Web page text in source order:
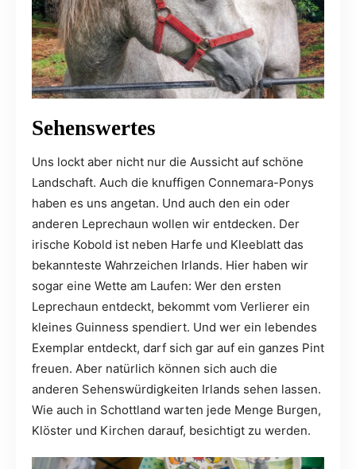
Sehenswertes
Uns lockt aber nicht nur die Aussicht auf schöne
Landschaft. Auch die knuffigen Connemara-Ponys
haben es uns angetan. Und auch den ein oder
anderen Leprechaun wollen wir entdecken. Der
irische Kobold ist neben Harfe und Kleeblatt das
bekannteste Wahrzeichen Irlands. Hier haben wir
sogar eine Wette am Laufen: Wer den ersten
Leprechaun entdeckt, bekommt vom Verlierer ein
kleines Guinness spendiert. Und wer ein lebendes
Exemplar entdeckt, darf sich gar auf ein ganzes Pint
freuen. Aber natürlich können sich auch die
anderen Sehenswürdigkeiten Irlands sehen lassen.
Wie auch in Schottland warten jede Menge Burgen,
Klöster und Kirchen darauf, besichtigt zu werden.